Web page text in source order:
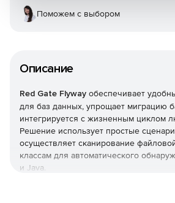
Описание
Red Gate Flyway обеспечивает
для баз данных, упрощает миграцию
интегрируется с жизненным циклом
Решение использует простые
осуществляет сканирование
классам для автоматического
и Java.
Поможем с выбором